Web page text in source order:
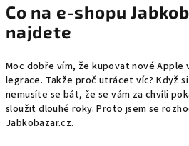
Co na e-shopu
najdete
Moc dobře vím, že kupovat nové Apple
legrace. Takže proč utrácet víc? Když
nemusíte se bát, že se vám za chvíli
sloužit dlouhé roky. Proto jsem se
Jabkobazar.cz.